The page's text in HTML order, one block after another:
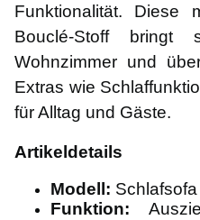
Funktionalität. Diese
Bouclé-Stoff
Wohnzimmer und
Extras wie
für Alltag und Gäste.
Artikeldetails
Modell:
Funktion: